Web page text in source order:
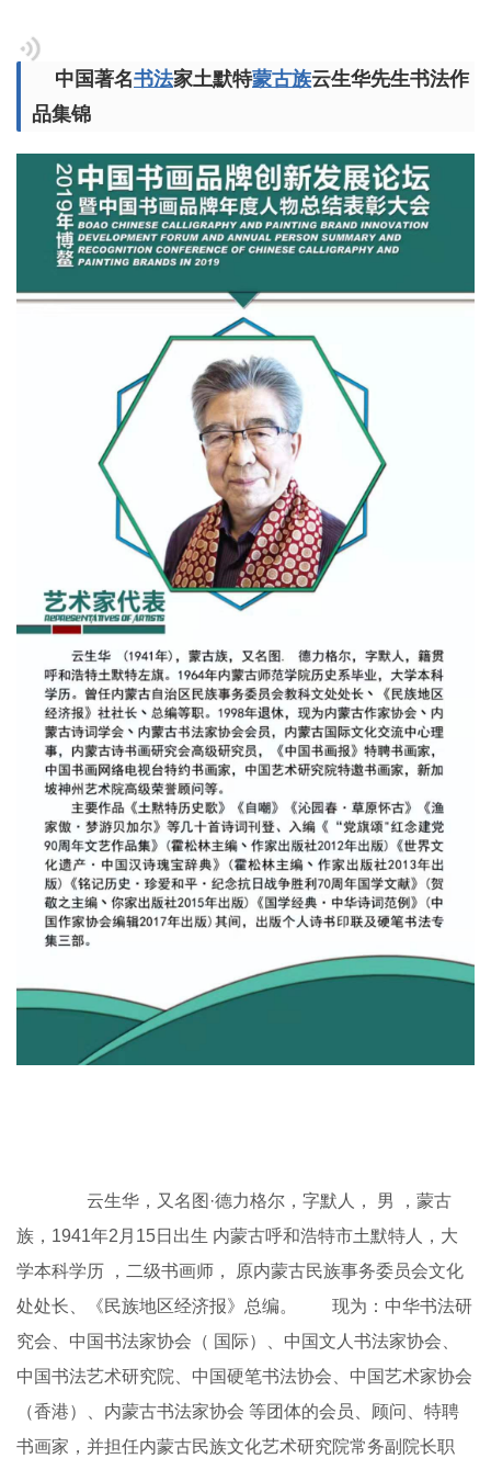
中国著名书法家土默特蒙古族云生华先生书法作
品集锦
云生华，又名图·德力格尔，字默人， 男 ，蒙古
族，1941年2月15日出生 内蒙古呼和浩特市土默特人，大
学本科学历 ，二级书画师， 原内蒙古民族事务委员会文化
处处长、《民族地区经济报》总编。 现为：中华书法研
究会、中国书法家协会（ 国际）、中国文人书法家协会、
中国书法艺术研究院、中国硬笔书法协会、中国艺术家协会
（香港）、内蒙古书法家协会 等团体的会员、顾问、特聘
书画家，并担任内蒙古民族文化艺术研究院常务副院长职